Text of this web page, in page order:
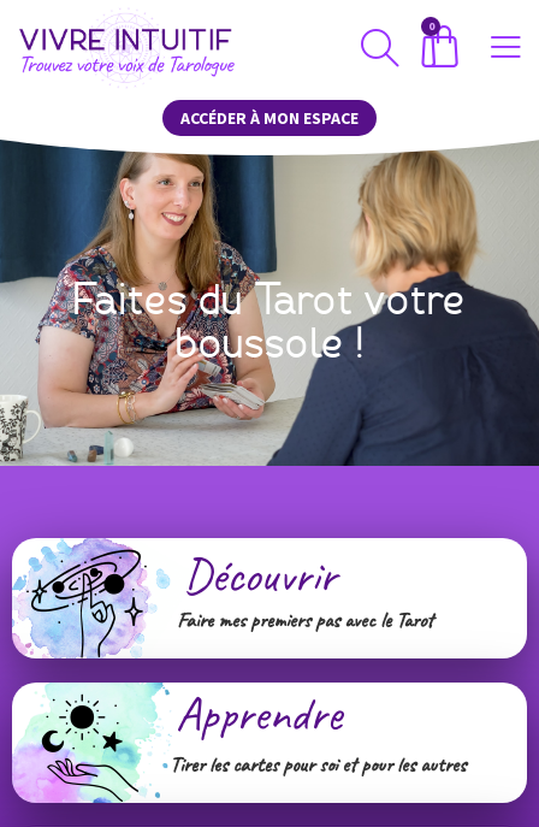
0
ACCÉDER À MON ESPACE
Faites du Tarot votre
boussole !
Découvrir
Faire mes premiers pas avec le Tarot
Apprendre
Tirer les cartes pour soi et pour les autres